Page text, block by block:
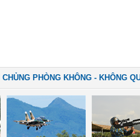
PHÒNG KHÔNG - KHÔNG